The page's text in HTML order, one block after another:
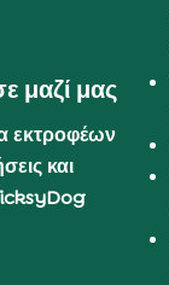
μαζί μας
εκτροφέων
και